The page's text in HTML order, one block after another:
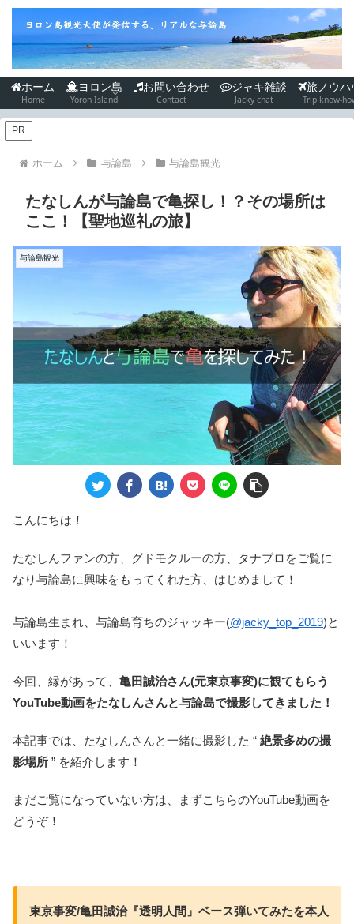
ホーム
Home
ヨロン島
Yoron Island
お問い合わせ
Contact
ジャキ雑談
Jacky chat
旅ノウハ
Trip know-
ホーム 与論島 与論島観光
PR
たなしんが与論島で亀探し！？その場所は
ここ！【聖地巡礼の旅】
与論島観光
こんにちは！
たなしんファンの方、グドモクルーの方、タナブロをご覧に
なり与論島に興味をもってくれた方、はじめまして！
与論島生まれ、与論島育ちのジャッキー(@jacky_top_2019)と
いいます！
今回、縁があって、 亀田誠治さん(元東京事変)に観てもらう
YouTube動画をたなしんさんと与論島で撮影してきました！
本記事では、たなしんさんと一緒に撮影した “ 絶景多めの撮
影場所 ” を紹介します！
まだご覧になっていない方は、まずこちらのYouTube動画を
どうぞ！
東京事変/亀田誠治『透明人間』ベース弾いてみたを本人